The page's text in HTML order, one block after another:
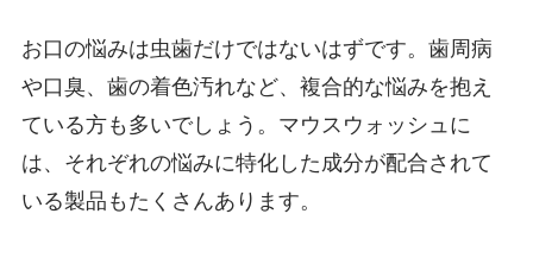
お口の悩みは虫歯だけではないはずです。歯周病
や口臭、歯の着色汚れなど、複合的な悩みを抱え
ている方も多いでしょう。マウスウォッシュに
は、それぞれの悩みに特化した成分が配合されて
いる製品もたくさんあります。